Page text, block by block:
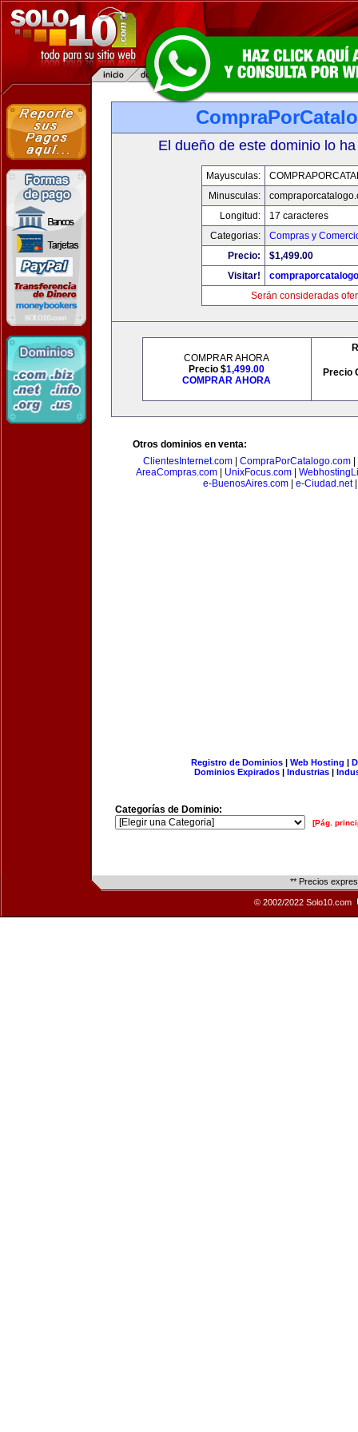
El dueño de este dominio lo
Mayusculas:
Minusculas:
Longitud:
17 caracteres
Categorias:
Compras y
Precio:
$1,499.00
Visitar!
Serán consideradas
COMPRAR AHORA
Precio $1,499.00
COMPRAR AHORA
Precio
Otros dominios en venta:
ClientesInternet.com
CompraPorCatalogo.com
AreaCompras.com
UnixFocus.com
e-BuenosAires.com| e-Ciudad.net
Registro de Dominios| Web Hosting |
Dominios Expirados | Industrias |
Categorías de Dominio:
[Pág.
** Precios
© 2002/2022 Solo10.com